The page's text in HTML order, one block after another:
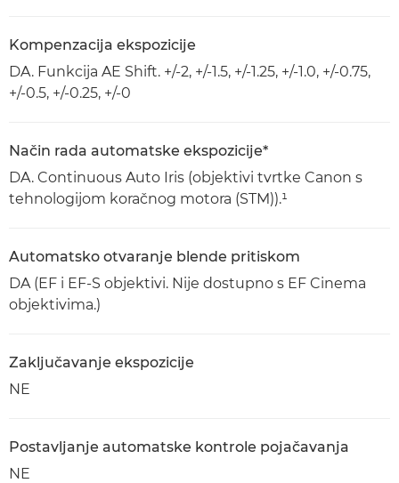
Kompenzacija ekspozicije
DA. Funkcija AE Shift. +/-2, +/-1.5, +/-1.25, +/-1.0, +/-0.75,
+/-0.5, +/-0.25, +/-0
Način rada automatske ekspozicije*
DA. Continuous Auto Iris (objektivi tvrtke Canon s
tehnologijom koračnog motora (STM)).¹
Automatsko otvaranje blende pritiskom
DA (EF i EF-S objektivi. Nije dostupno s EF Cinema
objektivima.)
Zaključavanje ekspozicije
NE
Postavljanje automatske kontrole pojačavanja
NE